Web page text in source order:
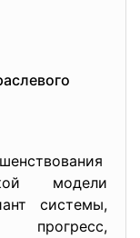
модели
системы,
прогресс,